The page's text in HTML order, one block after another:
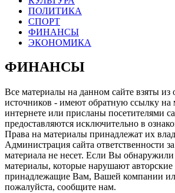
ПОЛИТИКА
СПОРТ
ФИНАНСЫ
ЭКОНОМИКА
ФИНАНСЫ
Все материалы на данном сайте взяты из
источников - имеют обратную ссылку на
интернете или присланы посетителями
предоставляются исключительно в
Права на материалы принадлежат их
Администрация сайта ответственности
материала не несет. Если Вы
материалы, которые нарушают авторские
принадлежащие Вам, Вашей компании
пожалуйста, сообщите нам.